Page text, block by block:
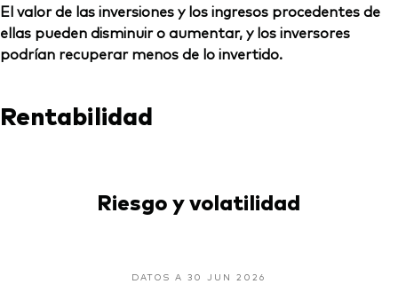
El valor de las inversiones y los ingresos procedentes de
ellas pueden disminuir o aumentar, y los inversores
podrían recuperar menos de lo invertido.
Rentabilidad
Riesgo y volatilidad
DATOS A 30 JUN 2026